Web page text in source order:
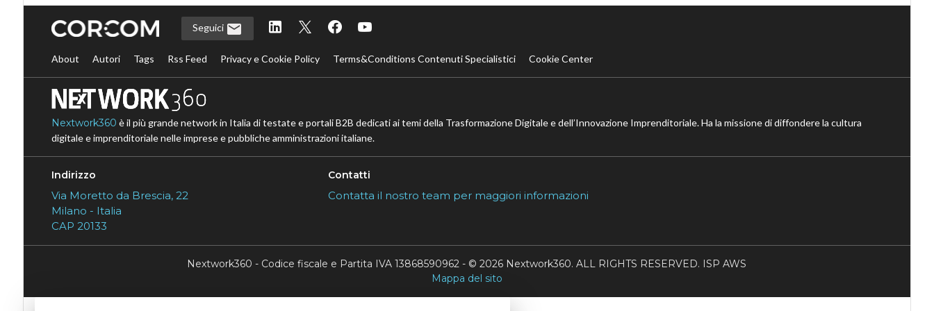
Seguici
About Autori Tags Rss Feed Privacy e Cookie Policy Terms&Conditions Contenuti Specialistici Cookie Center
Nextwork360 è il più grande network in Italia di testate e portali B2B dedicati ai temi della Trasformazione Digitale e dell’Innovazione Imprenditoriale. Ha la missione di diffondere la cultura
digitale e imprenditoriale nelle imprese e pubbliche amministrazioni italiane.
Indirizzo
Via Moretto da Brescia, 22
Milano - Italia
CAP 20133
Contatti
Contatta il nostro team per maggiori informazioni
Nextwork360 - Codice fiscale e Partita IVA 13868590962 - © 2026 Nextwork360. ALL RIGHTS RESERVED. ISP AWS
Mappa del sito